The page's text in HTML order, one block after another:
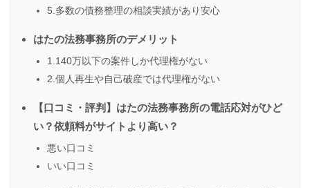
5.多数の債務整理の相談実績があり安心
はたの法務事務所のデメリット
1.140万以下の案件しか代理権がない
2.個人再生や自己破産では代理権がない
【口コミ・評判】はたの法務事務所の電話応対がひど
い？依頼料がサイトより高い？
悪い口コミ
いい口コミ